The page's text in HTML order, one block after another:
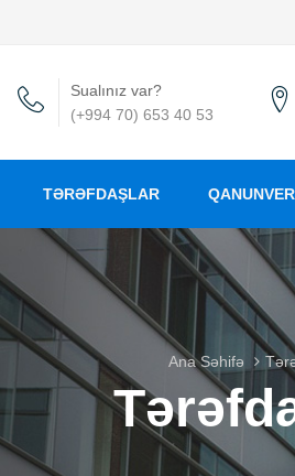
Sualınız var?
(+994 70) 653 40 53
TƏRƏFDAŞLAR
Ana Səhifə